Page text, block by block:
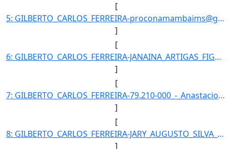
[
5: GILBERTO_CARLOS_FERREIRA-proconamambaims@gmail.com}]
]
[
6: GILBERTO_CARLOS_FERREIRA-JANAINA_ARTIGAS_FIGUEIREDO-Coordenador-Coordenadora-Procon_Municipal_de_Agu]
]
[
7: GILBERTO_CARLOS_FERREIRA-79.210-000_-_Anastacio/MS-Coordenador-67-Procon_Municipal_de_Agua_Clara-324]
]
[
8: GILBERTO_CARLOS_FERREIRA-JARY_AUGUSTO_SILVA_-Coordenador-Coordenador-Procon_Municipal_de_Agua_Clara-]
]